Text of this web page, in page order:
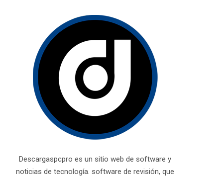
Descargaspcpro es un sitio web de software y
noticias de tecnología. software de revisión, que